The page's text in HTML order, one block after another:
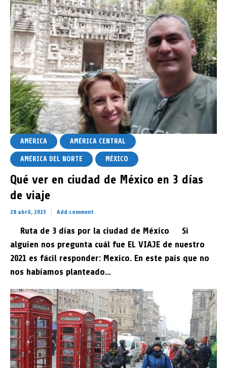
Atendiendo una misa de los
Mormones en Swakopmund
7 diciembre, 2025 Rose 4 min read Add comment
AMÉRICA AMÉRICA CENTRAL
AMÉRICA DEL NORTE MÉXICO
Qué ver en ciudad de México en 3 días
de viaje
28 abril, 2023 Add comment
Ruta de 3 días por la ciudad de México Si
alguien nos pregunta cuál fue EL VIAJE de nuestro
2021 es fácil responder: Mexico. En este país que no
nos habíamos planteado...